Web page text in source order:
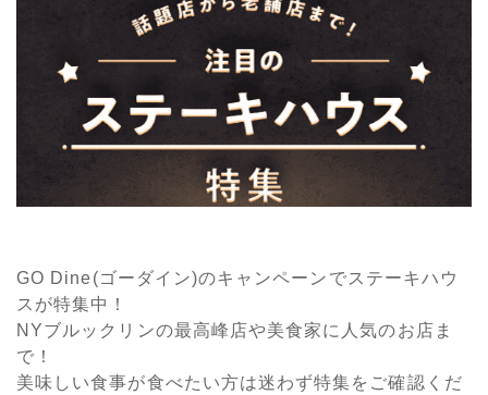
GO Dine(ゴーダイン)のキャンペーンでステーキハウ
スが特集中！
NYブルックリンの最高峰店や美食家に人気のお店ま
で！
美味しい食事が食べたい方は迷わず特集をご確認くだ